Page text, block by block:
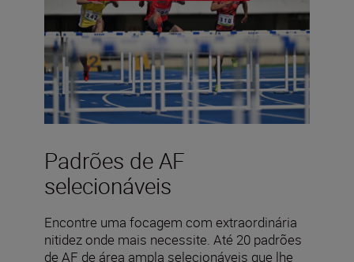
Padrões de AF
selecionáveis
Encontre uma focagem com extraordinária
nitidez onde mais necessite. Até 20 padrões
de AF de área ampla selecionáveis que lhe